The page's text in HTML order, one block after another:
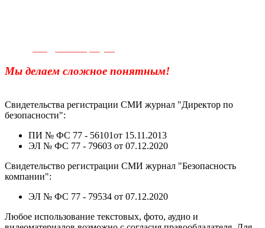
Мы делаем сложное понятным!
Свидетельства регистрации СМИ журнал "Директор по
безопасности":
ПИ № ФС 77 - 56101от 15.11.2013
ЭЛ № ФС 77 - 79603 от 07.12.2020
Свидетельство регистрации СМИ журнал "Безопасность
компании":
ЭЛ № ФС 77 - 79534 от 07.12.2020
Любое использование текстовых, фото, аудио и